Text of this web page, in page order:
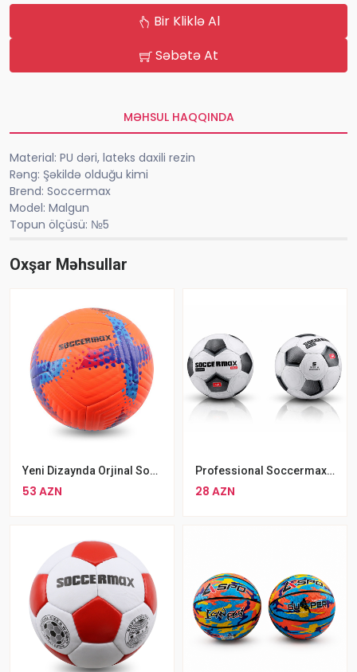
Bir Kliklə Al
Səbətə At
MƏHSUL HAQQINDA
Material: PU dəri, lateks daxili rezin
Rəng: Şəkildə olduğu kimi
Brend: Soccermax
Model: Malgun
Topun ölçüsü: №5
Oxşar Məhsullar
Yeni Dizaynda Orjinal Soccermax Futbol Topu 5 Nömrəli Professional Narıncı Soccermax Futbol Topu
53 AZN
Professional Soccermax Futbol Topu
28 AZN